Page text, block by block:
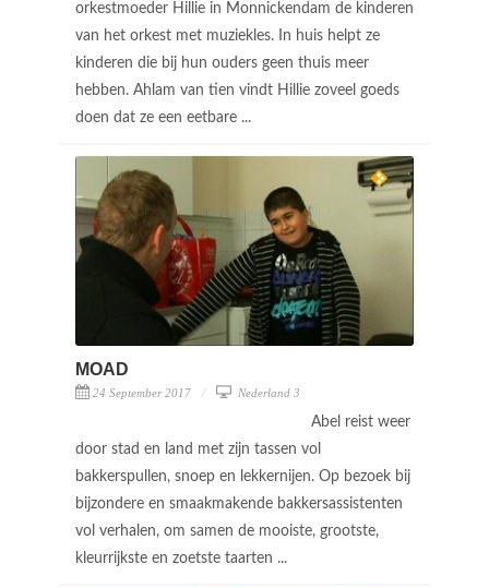
orkestmoeder Hillie in Monnickendam de kinderen
van het orkest met muziekles. In huis helpt ze
kinderen die bij hun ouders geen thuis meer
hebben. Ahlam van tien vindt Hillie zoveel goeds
doen dat ze een eetbare ...
MOAD
24 September 2017 Nederland 3
Abel reist weer
door stad en land met zijn tassen vol
bakkerspullen, snoep en lekkernijen. Op bezoek bij
bijzondere en smaakmakende bakkersassistenten
vol verhalen, om samen de mooiste, grootste,
kleurrijkste en zoetste taarten ...